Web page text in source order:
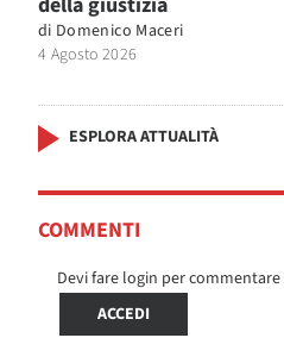
di Domenico Maceri
4 Agosto 2026
ESPLORA ATTUALITÀ
COMMENTI
Devi fare login per commentare
ACCEDI